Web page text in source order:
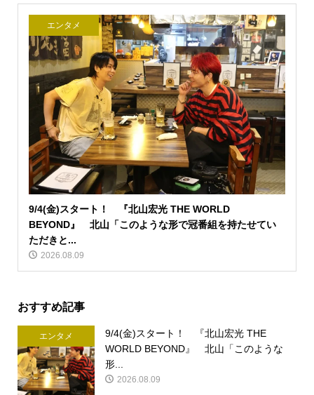
エンタメ
9/4(金)スタート！ 『北山宏光 THE WORLD
BEYOND』 北山「このような形で冠番組を持たせてい
ただきと...
2026.08.09
おすすめ記事
エンタメ
9/4(金)スタート！ 『北山宏光 THE
WORLD BEYOND』 北山「このような
形...
2026.08.09